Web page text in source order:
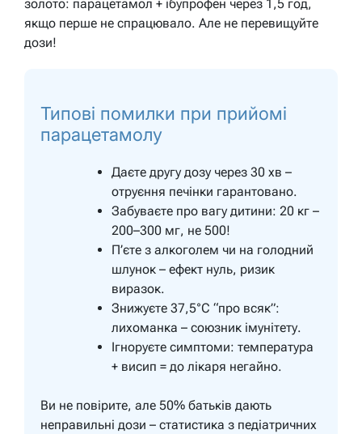
золото: парацетамол + ібупрофен через 1,5 год,
якщо перше не спрацювало. Але не перевищуйте
дози!
Типові помилки при прийомі
парацетамолу
Даєте другу дозу через 30 хв –
отруєння печінки гарантовано.
Забуваєте про вагу дитини: 20 кг –
200–300 мг, не 500!
П’єте з алкоголем чи на голодний
шлунок – ефект нуль, ризик
виразок.
Знижуєте 37,5°C “про всяк”:
лихоманка – союзник імунітету.
Ігноруєте симптоми: температура
+ висип = до лікаря негайно.
Ви не повірите, але 50% батьків дають
неправильні дози – статистика з педіатричних